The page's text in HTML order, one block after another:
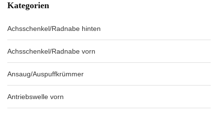
Kategorien
Achsschenkel/Radnabe hinten
Achsschenkel/Radnabe vorn
Ansaug/Auspuffkrümmer
Antriebswelle vorn